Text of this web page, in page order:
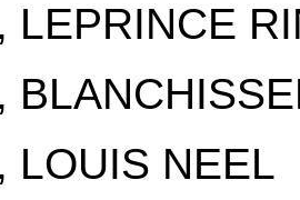
LEPRINCE
LOUIS NEEL